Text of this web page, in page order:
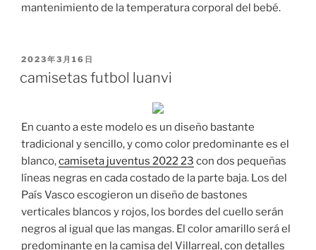
mantenimiento de la temperatura corporal del bebé.
PUBLICADO
2023年3月16日
camisetas futbol luanvi
En cuanto a este modelo es un diseño bastante
tradicional y sencillo, y como color predominante es el
blanco,camiseta juventus 2022 23 con dos pequeñas
líneas negras en cada costado de la parte baja. Los del
País Vasco escogieron un diseño de bastones
verticales blancos y rojos, los bordes del cuello serán
negros al igual que las mangas. El color amarillo será el
predominante en la camisa del Villarreal, con detalles